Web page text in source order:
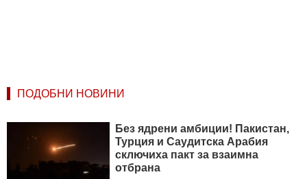
ПОДОБНИ НОВИНИ
Без ядрени амбиции! Пакистан,
Турция и Саудитска Арабия
сключиха пакт за взаимна
отбрана